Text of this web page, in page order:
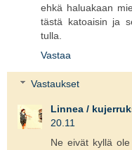
ehkä haluakaan
tästä katoaisin ja
tulla.
Vastaa
Vastaukset
Linnea /
20.11
Ne eivät kyllä